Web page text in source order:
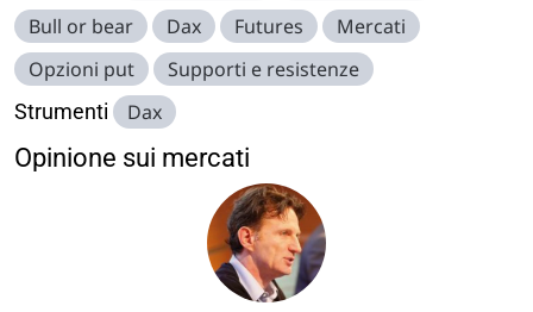
Bull or bear
Dax Futures
Mercati
Opzioni put
Supporti e resistenze
Strumenti Dax
Opinione sui mercati